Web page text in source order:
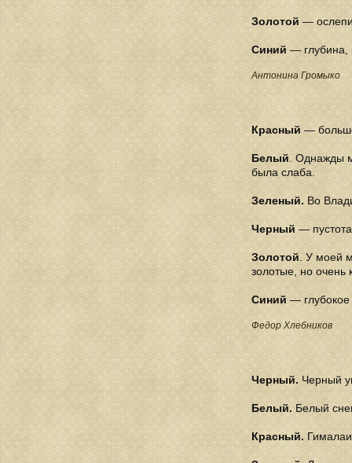
Золотой —
Синий — глубина,
Антонина Громыко
Красный —
Белый . Однажды
была слаба.
Зеленый. Во
Черный —
Золотой . У моей
золотые, но очень
Синий — глубокое
Федор Хлебников
Черный. Черный
Белый. Белый
Красный.